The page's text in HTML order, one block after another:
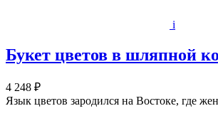
i
Букет цветов в шляпной
4 248 ₽
Язык цветов зародился на Востоке, где